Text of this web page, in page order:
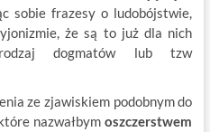
sobie frazesy o ludobójstwie,
że są to już dla nich
dogmatów lub tzw
ze zjawiskiem podobnym do
nazwałbymoszczerstwem